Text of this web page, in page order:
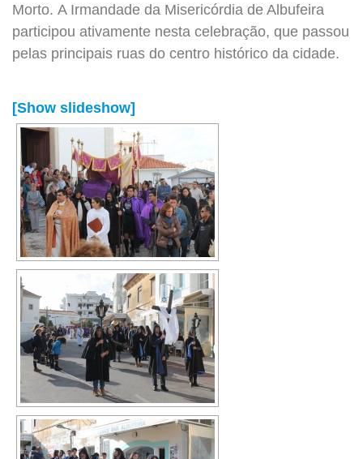
Morto. A Irmandade da Misericórdia de Albufeira
participou ativamente nesta celebração, que passou
pelas principais ruas do centro histórico da cidade.
[Show slideshow]